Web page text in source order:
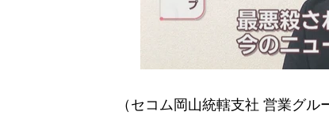
（セコム岡山統轄支社 営業グル